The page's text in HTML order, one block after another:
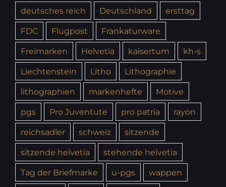
deutsches reich
Deutschland
ersttag
FDC
Flugpost
Frankaturware
Freimarken
Helvetia kaisertum
kh-s
Liechtenstein
Litho
Lithographie
lithographien
markenhefte
Motive
pgs
Pro Juventute pro patria
rayon
reichsadler
schweiz
sitzende
sitzende helvetia
stehende helvetia
Tag der Briefmarke
u-pgs
wappen